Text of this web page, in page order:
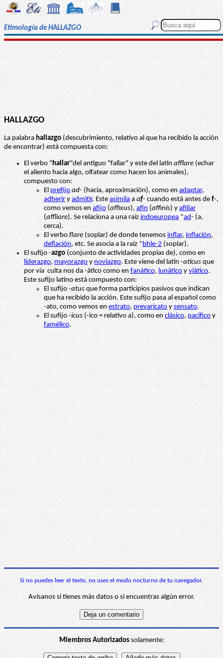
Etimología de HALLAZGO
HALLAZGO
La palabra hallazgo (descubrimiento, relativo al que ha recibido la acción
de encontrar) está compuesta con:
El verbo "hallar"del antiguo "fallar" y este del latín afflare (echar
el aliento hacia algo, olfatear como hacen los animales),
compuesto con:
El prefijo ad- (hacia, aproximación), como en adaptar,
adherir y admitir. Este asimila a af- cuando está antes de f-,
como vemos en afijo (affixus), afín (affinis) y afiliar
(affliare). Se relaciona a una raíz indoeuropea *ad- (a,
cerca).
El verbo flare (soplar) de donde tenemos inflar, inflación,
deflación, etc. Se asocia a la raíz *bhle-2 (soplar).
El sufijo -azgo (conjunto de actividades propias de), como en
liderazgo, mayorazgo y noviazgo. Este viene del latín -aticus que
por vía culta nos da -ático como en fanático, lunático y viático.
Este sufijo latino está compuesto con:
El sufijo -atus que forma participios pasivos que indican
que ha recibido la acción. Este sufijo pasa al español como
-ato, como vemos en estrato, prevaricato y sensato.
El sufijo -icus (-ico = relativo a), como en clásico, pacífico y
famélico.
Si no puedes leer el texto, no uses el modo nocturno de tu navegador.
Avísanos si tienes más datos o si encuentras algún error.
Miembros Autorizadossolamente: